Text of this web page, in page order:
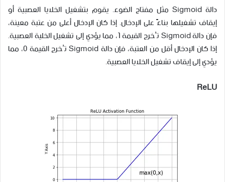
دالة Sigmoid مثل مفتاح الضوء. يقوم بتشغيل الخلايا العصبية أو
إيقاف تشغيلها بناءً على الإدخال. إذا كان الإدخال أعلى من عتبة معينة،
فإن دالة Sigmoid تُخرج القيمة 1، مما يؤدي إلى تشغيل الخلية العصبية.
إذا كان الإدخال أقل من العتبة، فإن دالة Sigmoid تُخرج القيمة 0، مما
يؤدي إلى إيقاف تشغيل الخلايا العصبية.
ReLU